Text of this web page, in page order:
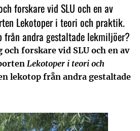
forskare vid SLU och en av
Lekotoper i teori och praktik.
från andra gestaltade lekmiljöer?
forskare vid SLU och en av
Lekotoper i teori och
lekotop från andra gestaltade